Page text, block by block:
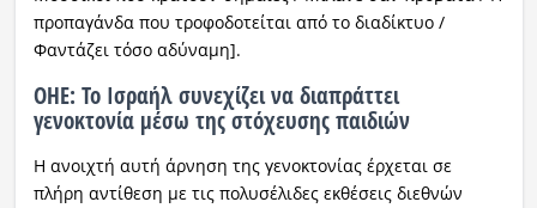
προπαγάνδα που τροφοδοτείται από το διαδίκτυο /
Φαντάζει τόσο αδύναμη].
ΟΗΕ: Το Ισραήλ συνεχίζει να διαπράττει
γενοκτονία μέσω της στόχευσης παιδιών
Η ανοιχτή αυτή άρνηση της γενοκτονίας έρχεται σε
πλήρη αντίθεση με τις πολυσέλιδες εκθέσεις διεθνών